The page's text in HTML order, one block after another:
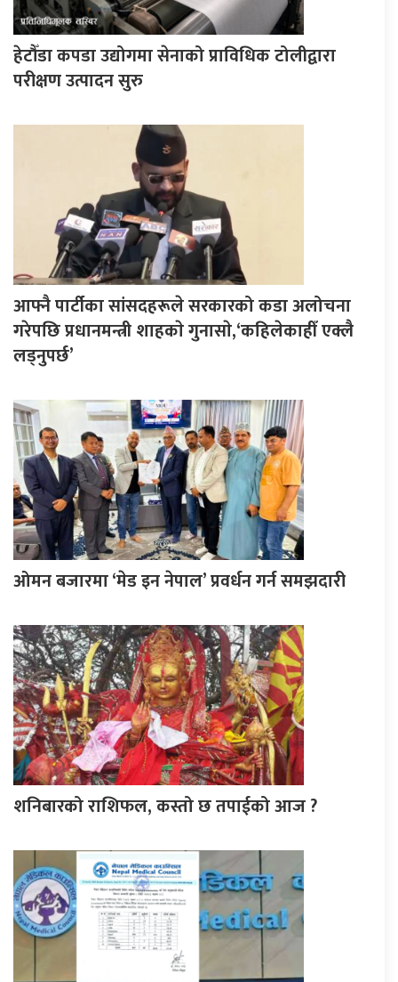
हेटौँडा कपडा उद्योगमा सेनाको प्राविधिक टोलीद्वारा
परीक्षण उत्पादन सुरु
आफ्नै पार्टीका सांसदहरूले सरकारको कडा अलोचना
गरेपछि प्रधानमन्त्री शाहकाे गुनासाे,‘कहिलेकाहीँ एक्लै
लड्नुपर्छ’
ओमन बजारमा ‘मेड इन नेपाल’ प्रवर्धन गर्न समझदारी
शनिबारको राशिफल, कस्तो छ तपाईको आज ?